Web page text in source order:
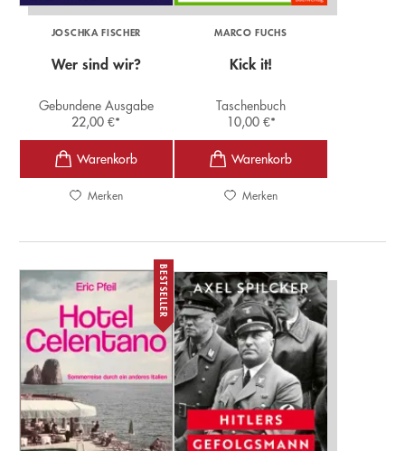
JOSCHKA FISCHER
Wer sind wir?
Gebundene Ausgabe
22,00€*
Merken
MARCO FUCHS
Kick it!
Taschenbuch
10,00 €*
Merken
BESTSELLER